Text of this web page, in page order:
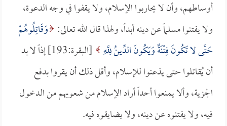
أوساطهم، وأن لا يحاربوا الإسلام، ولا يقفوا في وجه الدعوة،
ولا يفتنوا مسلماً عن دينه أبداً، ولهذا قال الله تعالى: وَقَاتِلُوهُمْ
حَتَّى لا تَكُونَ فِتْنَةٌ وَيَكُونَ الدِّينُ لِلَّهِ
[البقرة:193] إذاً لا بد
أن يُقاتلوا حتى يذعنوا للإسلام، وأقل ذلك أن يقروا بدفع
الجزية، وألا يمنعوا أحداً أراد الإسلام من شعوبهم من الدخول
فيه، ولا يفتنوه عن دينه، ولا يضايقوه فيه.